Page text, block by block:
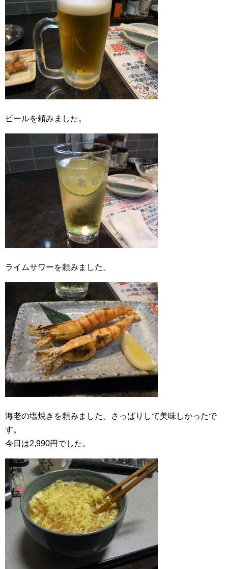
ビールを頼みました。
ライムサワーを頼みました。
海老の塩焼きを頼みました。さっぱりして美味しかったで
す。
今日は2,990円でした。